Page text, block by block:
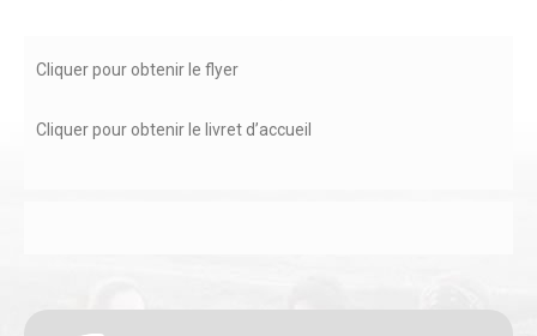
Cliquer pour obtenir le flyer
Cliquer pour obtenir le livret d’accueil